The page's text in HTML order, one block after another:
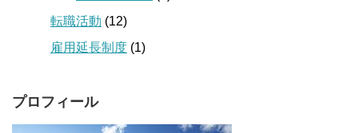
転職活動 (12)
雇用延長制度 (1)
プロフィール